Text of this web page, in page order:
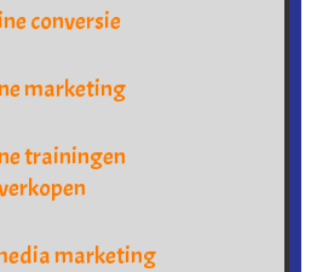
conversie
marketing
trainingen
marketing